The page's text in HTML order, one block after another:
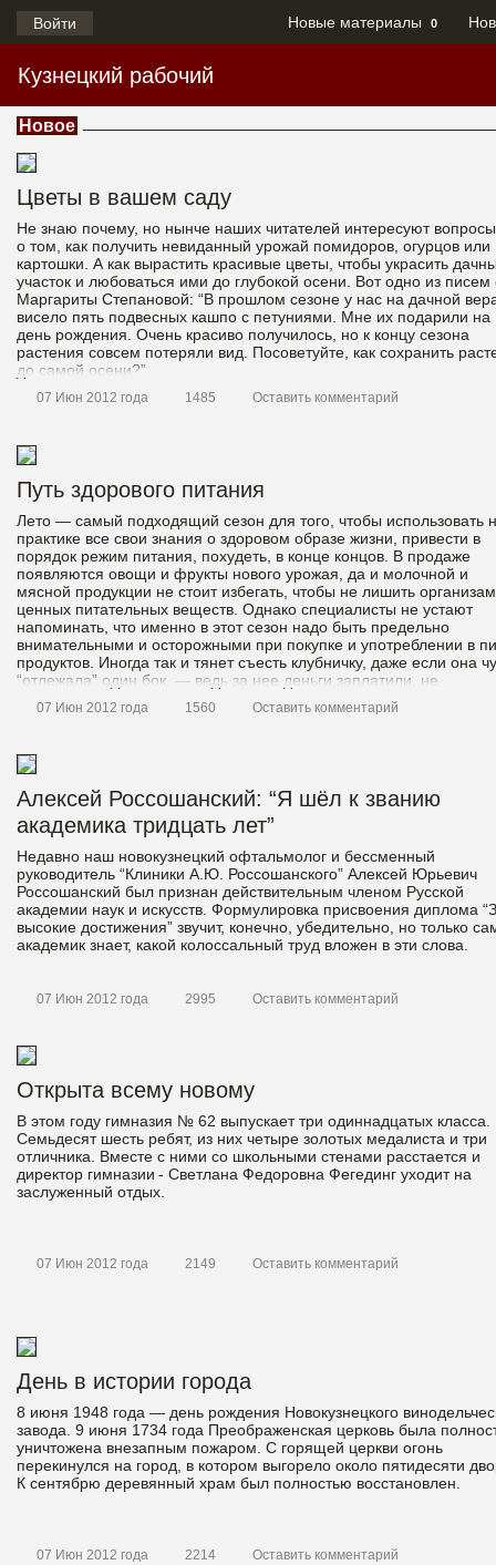
Войти Новые материалы 0
Кузнецкий рабочий
Новое
Цветы в вашем саду
Не знаю почему, но нынче наших читателей интересуют
о том, как получить невиданный урожай помидоров, огурцов или
картошки. А как вырастить красивые цветы, чтобы украсить
участок и любоваться ими до глубокой осени. Вот одно из писем
Маргариты Степановой: “В прошлом сезоне у нас на дачной
висело пять подвесных кашпо с петуниями. Мне их подарили на
день рождения. Очень красиво получилось, но к концу сезона
растения совсем потеряли вид. Посоветуйте, как сохранить
до самой осени?”
07 Июн 2012 года 1485 Оставить комментарий
Путь здорового питания
Лето — самый подходящий сезон для того, чтобы использовать
практике все свои знания о здоровом образе жизни, привести в
порядок режим питания, похудеть, в конце концов. В продаже
появляются овощи и фрукты нового урожая, да и молочной и
мясной продукции не стоит избегать, чтобы не лишить организам
ценных питательных веществ. Однако специалисты не устают
напоминать, что именно в этот сезон надо быть предельно
внимательными и осторожными при покупке и употреблении в
продуктов. Иногда так и тянет съесть клубничку, даже если она
“отлежала” один бок, — ведь за нее деньги заплатили, не
выбрасывать же на ветер! Или выпить кефир с истекшим сроком
годности — подумаешь, один день… Однако этот день может
покупать, хранить и готовить продукты, напоминает заместитель
начальника Территориального отдела Роспотребнадзора в
Новокузнецке и Новокузнецком районе Татьяна Ивановна
07 Июн 2012 года 1560 Оставить комментарий
Алексей Россошанский: “Я шёл к званию
академика тридцать лет”
Недавно наш новокузнецкий офтальмолог и бессменный
руководитель “Клиники А.Ю. Россошанского” Алексей Юрьевич
Россошанский был признан действительным членом Русской
академии наук и искусств. Формулировка присвоения диплома
высокие достижения” звучит, конечно, убедительно, но только
академик знает, какой колоссальный труд вложен в эти слова.
07 Июн 2012 года 2995 Оставить комментарий
Открыта всему новому
В этом году гимназия № 62 выпускает три одиннадцатых класса.
Семьдесят шесть ребят, из них четыре золотых медалиста и три
отличника. Вместе с ними со школьными стенами расстается и
директор гимназии - Светлана Федоровна Фегединг уходит на
заслуженный отдых.
07 Июн 2012 года 2149 Оставить комментарий
День в истории города
8 июня 1948 года — день рождения Новокузнецкого
завода. 9 июня 1734 года Преображенская церковь была
уничтожена внезапным пожаром. С горящей церкви огонь
перекинулся на город, в котором выгорело около пятидесяти
К сентябрю деревянный храм был полностью восстановлен.
07 Июн 2012 года 2214 Оставить комментарий